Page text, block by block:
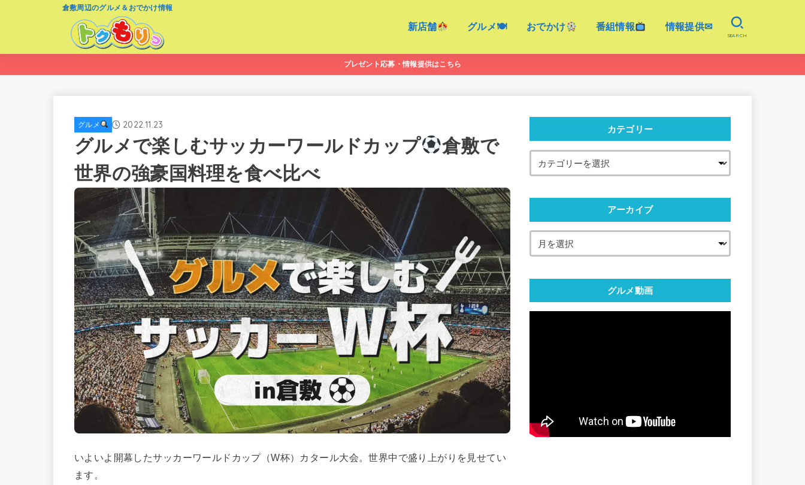
倉敷周辺のグルメ＆おでかけ情報
新店舗 グルメ🍽 おでかけ 番組情報 情報提供✉
SEARCH
プレゼント応募・情報提供はこちら
グルメ 2022.11.23
グルメで楽しむサッカーワールドカップ
倉敷で
世界の強豪国料理を食べ比べ
いよいよ開幕したサッカーワールドカップ（W杯）カタール大会。世界中で盛り上がりを見せてい
ます。
カテゴリー
アーカイブ
グルメ動画